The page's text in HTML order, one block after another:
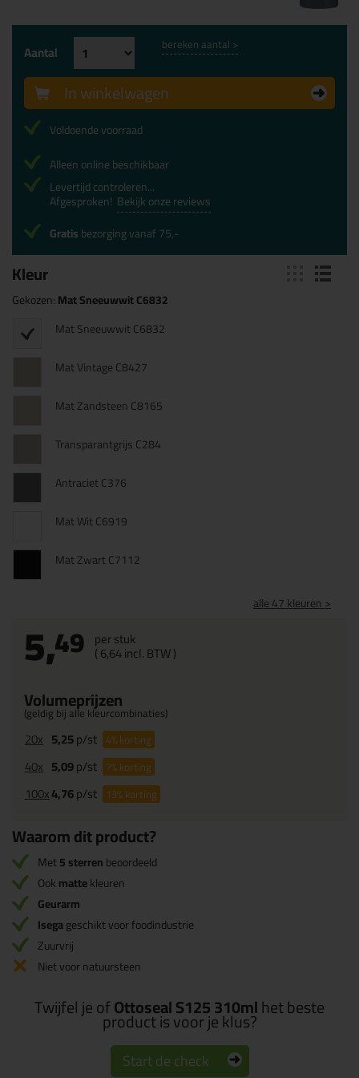
Kleur
Gekozen:Mat Sneeuwwit C6832
Mat Sneeuwwit C6832
Mat Vintage C8427
Mat Zandsteen C8165
Transparantgrijs C284
Antraciet C376
Mat Wit C6919
Mat Zwart C7112
alle 47 kleuren >
5,49 per stuk
(6,64incl. BTW )
Volumeprijzen
(geldig bij alle kleurcombinaties)
20x 5,25p/st 4%korting
40x 5,09p/st 7%korting
100x4,76p/st 13%korting
Aantal bereken aantal >
In winkelwagen
Voldoende voorraad
Alleen online beschikbaar
Levertijd controleren...
Afgesproken! Bekijk onze reviews
Gratisbezorging vanaf 75,-
Waarom dit product?
Met5 sterrenbeoordeeld
Ookmattekleuren
Geurarm
Isegageschikt voor foodindustrie
Zuurvrij
Niet voor natuursteen
Twijfel je ofOttoseal S125 310mlhet beste
product is voor je klus?
Start de check